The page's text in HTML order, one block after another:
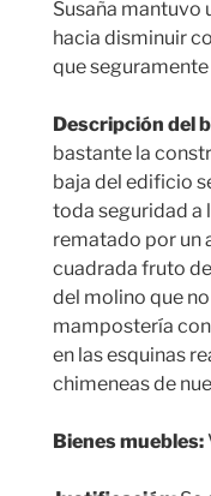
Susaña mantuvo
hacia disminuir
que
Descripción del
bastante la
baja del edificio
toda seguridad a
rematado por un
cuadrada fruto
del molino que
mampostería
en las esquinas
chimeneas de
Bienes muebles: